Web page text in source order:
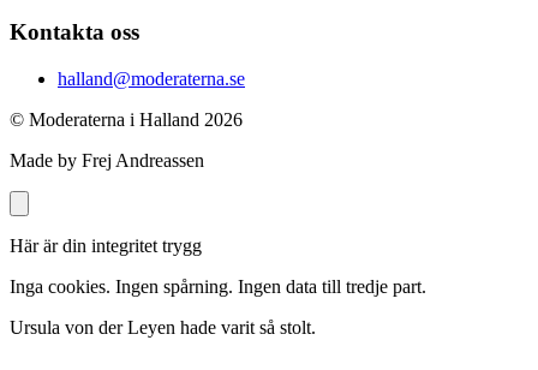
Kontakta oss
halland@moderaterna.se
© Moderaterna i Halland 2026
Made by Frej Andreassen
Här är din integritet trygg
Inga cookies. Ingen spårning. Ingen data till tredje part.
Ursula von der Leyen hade varit så stolt.